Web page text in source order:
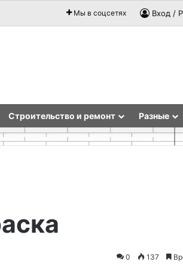
Мы в соцсетях Вход /
Строительство и ремонт Разные
0 137
руками